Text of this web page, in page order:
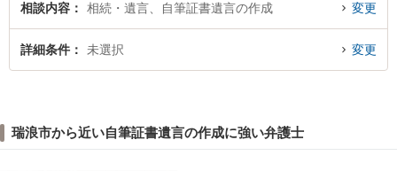
相談内容 相続・遺言、自筆証書遺言の作成 変更
詳細条件 未選択 変更
瑞浪市から近い自筆証書遺言の作成に強い弁護士